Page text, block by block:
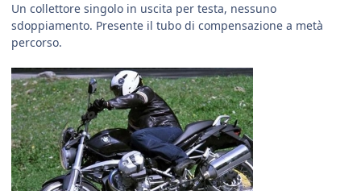
Un collettore singolo in uscita per testa, nessuno
sdoppiamento. Presente il tubo di compensazione a metà
percorso.